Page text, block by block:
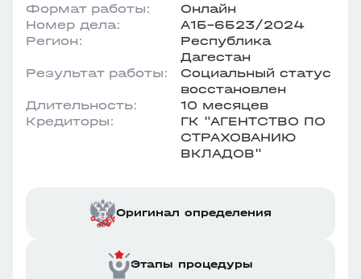
Формат работы:
Онлайн
Номер дела:
А15-6523/2024
Регион:
Республика
Дагестан
Результат работы:
Социальный статус
восстановлен
Длительность:
10 месяцев
Кредиторы:
ГК "АГЕНТСТВО ПО
СТРАХОВАНИЮ
ВКЛАДОВ"
Оригинал определения
Этапы процедуры